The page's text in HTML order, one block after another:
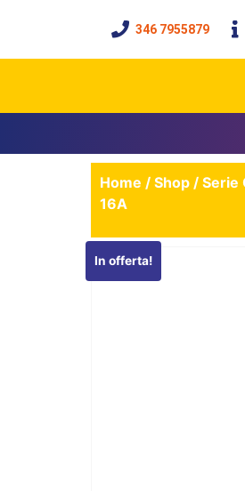
346 7955879
Home / Shop / Serie
16A
In offerta!